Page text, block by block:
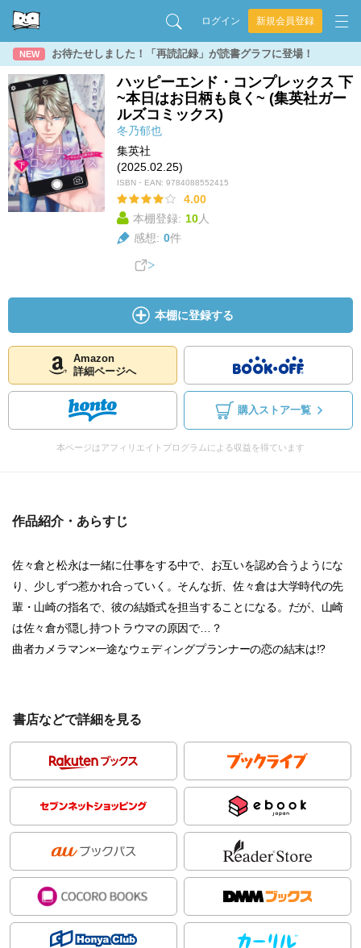
ログイン 新規会員登録
NEW お待たせしました！「再読記録」が読書グラフに登場！
ハッピーエンド・コンプレックス 下
~本日はお日柄も良く~ (集英社ガー
ルズコミックス)
冬乃郁也
集英社
(2025.02.25)
ISBN・EAN: 9784088552415
4.00
本棚登録: 10人
感想: 0件
本棚に登録する
Amazon
詳細ページへ
購入ストア一覧
本ページはアフィリエイトプログラムによる収益を得ています
作品紹介・あらすじ
佐々倉と松永は一緒に仕事をする中で、お互いを認め合うようにな
り、少しずつ惹かれ合っていく。そんな折、佐々倉は大学時代の先
輩・山崎の指名で、彼の結婚式を担当することになる。だが、山崎
は佐々倉が隠し持つトラウマの原因で…？
曲者カメラマン×一途なウェディングプランナーの恋の結末は!?
書店などで詳細を見る